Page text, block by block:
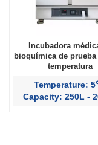
Incubadora
bioquímica de prueba
temperatura
Temperature:
Capacity: 250L -